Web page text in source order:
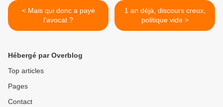
< Mais qui donc a payé
l'avocat ?
1 an déjà, discours creux,
politique vide >
Hébergé par Overblog
Top articles
Pages
Contact